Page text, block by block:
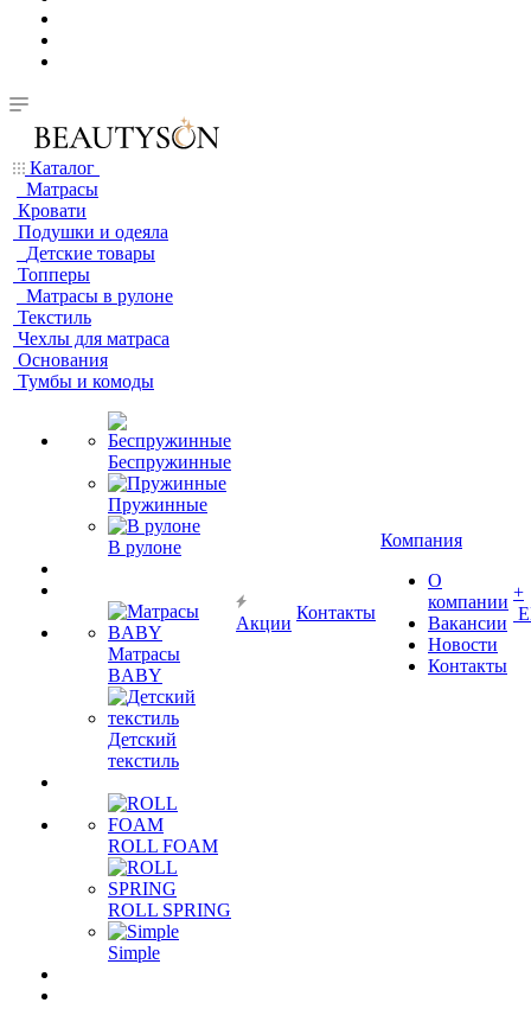
Каталог
Матрасы
Кровати
Подушки и одеяла
Детские товары
Топперы
Матрасы в рулоне
Текстиль
Чехлы для матраса
Основания
Тумбы и комоды
Беспружинные
Пружинные
В рулоне
Матрасы
BABY
Детский
текстиль
ROLL FOAM
ROLL SPRING
Simple
Акции
Контакты
Компания
О
компании
Вакансии
Новости
Контакты
+